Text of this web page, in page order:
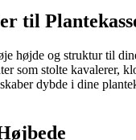
til
højde og struktur til
som stolte kavalerer,
dybde i dine